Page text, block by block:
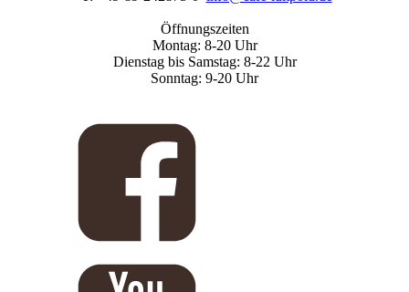
Öffnungszeiten
Montag: 8-20 Uhr
Dienstag bis Samstag: 8-22 Uhr
Sonntag: 9-20 Uhr